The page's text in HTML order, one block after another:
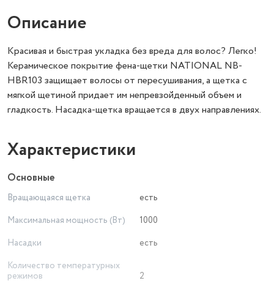
Описание
Красивая и быстрая укладка без вреда для волос? Легко!
Керамическое покрытие фена-щетки NATIONAL NB-
HBR103 защищает волосы от пересушивания, а щетка с
мягкой щетиной придает им непревзойденный объем и
гладкость. Насадка-щетка вращается в двух направлениях.
Характеристики
Основные
Вращающаяся щетка
есть
Максимальная мощность (Вт)
1000
Насадки
есть
Количество температурных
режимов
2